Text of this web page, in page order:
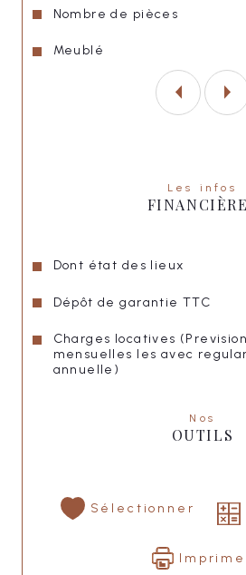
Nombre de pièces
Meublé
Caution : 550,00 €
"LISA
Les infos
Dont état des lieux
Dépôt de garantie TTC
Charges locatives
mensuelles les avec
annuelle)
Nos
OUTILS
Sélectionner